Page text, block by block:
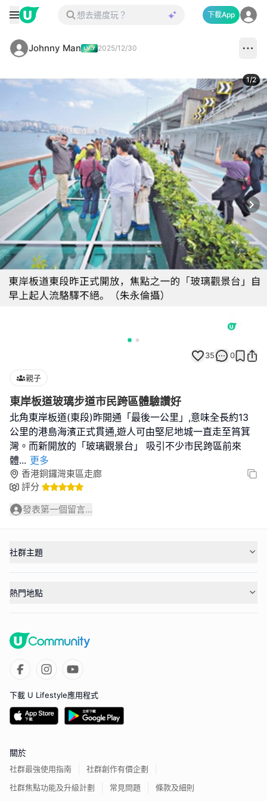
下載App
Johnny Man 2025/12/30
1/2
35 0
親子
東岸板道玻璃步道市民跨區體驗讚好
北角東岸板道(東段)昨開通「最後一公里」,意味全長約13
公里的港島海濱正式貫通,遊人可由堅尼地城一直走至筲箕
灣。而新開放的「玻璃觀景台」 吸引不少市民跨區前來
體... 更多
香港銅鑼灣東區走廊
評分
發表第一個留言...
社群主題
熱門地點
下載 U Lifestyle應用程式
關於
社群最強使用指南
社群創作有價企劃
社群焦點功能及升級計劃
常見問題 條款及細則